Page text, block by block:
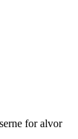
for alvor